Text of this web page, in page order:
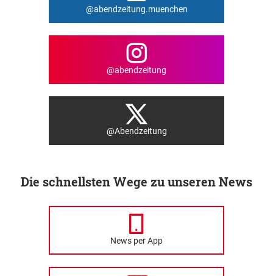
@abendzeitung.muenchen
@abendzeitung
@Abendzeitung
Die schnellsten Wege zu unseren News
News per App